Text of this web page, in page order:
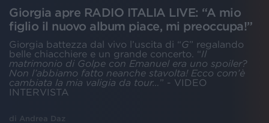
Giorgia apre RADIO ITALIA LIVE: “A mio
figlio il nuovo album piace, mi preoccupa!”
Giorgia battezza dal vivo l’uscita di “G” regalando
belle chiacchiere e un grande concerto. “Il
matrimonio di Golpe con Emanuel era uno spoiler?
Non l’abbiamo fatto neanche stavolta! Ecco com’è
cambiata la mia valigia da tour… ” - VIDEO
INTERVISTA
di Andrea Daz